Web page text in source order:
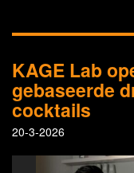
KAGE Lab
gebaseerde
cocktails
20-3-2026